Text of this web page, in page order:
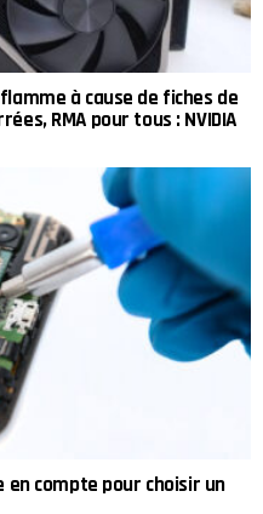
à cause de fiches de
RMA pour tous : NVIDIA
en compte pour choisir un